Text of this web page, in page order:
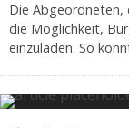
Die Abgeordneten,
die Möglichkeit,
einzuladen. So